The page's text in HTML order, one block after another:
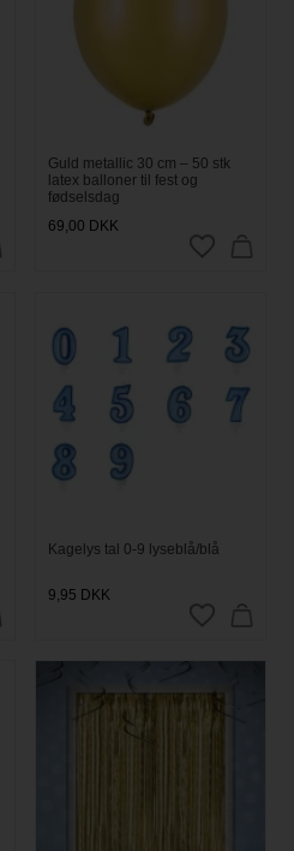
Guld metallic 30 cm – 50 stk
latex balloner til fest og
fødselsdag
69,00 DKK
Kagelys tal 0-9 lyseblå/blå
9,95 DKK